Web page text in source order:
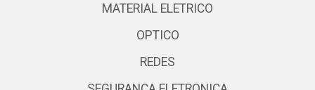
MATERIAL ELETRICO
OPTICO
REDES